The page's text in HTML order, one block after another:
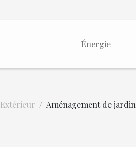
Énergie
Extérieur Aménagement de